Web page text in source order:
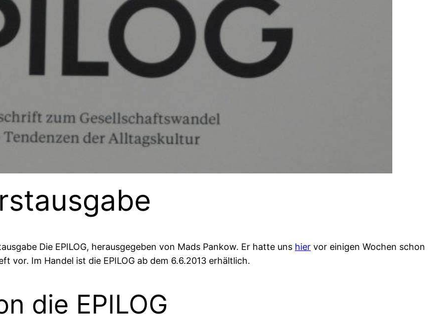
Die EPILOG, herausgegeben von Mads Pankow. Er hatte uns hier vor einigen Wochen schon
vor. Im Handel ist die EPILOG ab dem 6.6.2013 erhältlich.
die EPILOG